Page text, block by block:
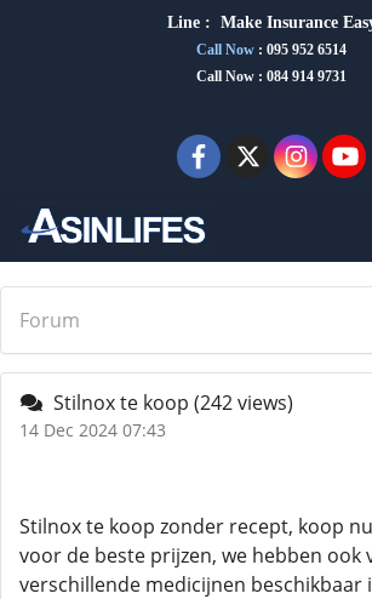
Line : Make Insurance Eas
Call Now : 095 952 6514
Call Now : 084 914 9731
Forum
Stilnox te koop (242 views)
14 Dec 2024 07:43
Stilnox te koop zonder recept, koop
voor de beste prijzen, we hebben ook
verschillende medicijnen beschikbaar